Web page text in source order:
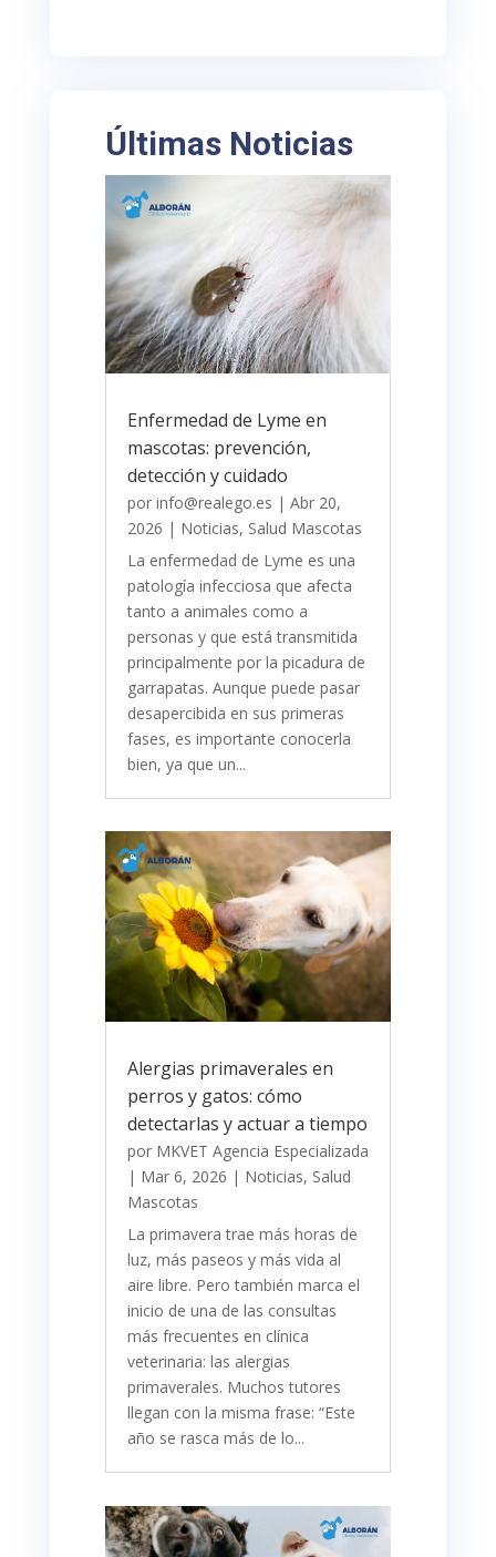
Últimas Noticias
Enfermedad de Lyme en
mascotas: prevención,
detección y cuidado
por info@realego.es | Abr 20,
2026 | Noticias, Salud Mascotas
La enfermedad de Lyme es una
patología infecciosa que afecta
tanto a animales como a
personas y que está transmitida
principalmente por la picadura de
garrapatas. Aunque puede pasar
desapercibida en sus primeras
fases, es importante conocerla
bien, ya que un...
Alergias primaverales en
perros y gatos: cómo
detectarlas y actuar a tiempo
por MKVET Agencia Especializada
| Mar 6, 2026 | Noticias, Salud
Mascotas
La primavera trae más horas de
luz, más paseos y más vida al
aire libre. Pero también marca el
inicio de una de las consultas
más frecuentes en clínica
veterinaria: las alergias
primaverales. Muchos tutores
llegan con la misma frase: “Este
año se rasca más de lo...